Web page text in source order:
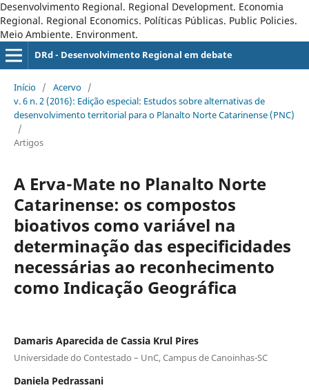
Desenvolvimento Regional. Regional Development. Economia
Regional. Regional Economics. Políticas Públicas. Public Policies.
Meio Ambiente. Environment.
DRd - Desenvolvimento Regional em debate
Início / Acervo /
v. 6 n. 2 (2016): Edição especial: Estudos sobre alternativas de
desenvolvimento territorial para o Planalto Norte Catarinense (PNC)
/
Artigos
A Erva-Mate no Planalto Norte
Catarinense: os compostos
bioativos como variável na
determinação das especificidades
necessárias ao reconhecimento
como Indicação Geográfica
Damaris Aparecida de Cassia Krul Pires
Universidade do Contestado – UnC, Campus de Canoinhas-SC
Daniela Pedrassani